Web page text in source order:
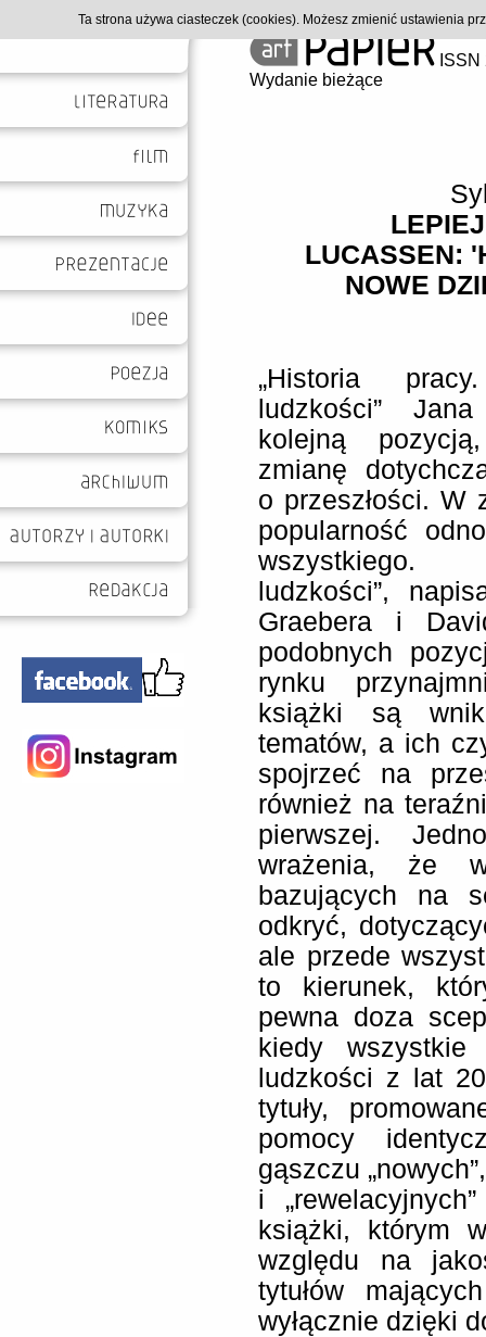
Wydanie bieżące
LUCASSEN:
NOWE
„Historia
ludzkości”
kolejną
zmianę
o przeszłości. W
popularność
wszystkiego.
ludzkości”,
Graebera i
podobnych
rynku
książki są
tematów, a ich
spojrzeć na
również na
pierwszej.
wrażenia, że
bazujących na
odkryć,
ale przede
to kierunek,
pewna doza
kiedy
ludzkości z lat
tytuły,
pomocy
gąszczu
i
książki, którym
względu na
tytułów
wyłącznie dzięki
Ta strona używa ciasteczek (cookies). Możesz zmienić ustawienia